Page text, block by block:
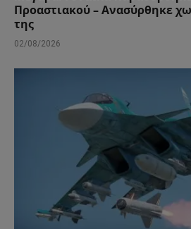
Προαστιακού – Ανασύρθηκε
της
02/08/2026